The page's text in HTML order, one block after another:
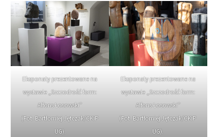
Eksponaty prezentowane na
wystawie „Szczodrość form:
Alfons Łosowski”
(Fot. Bartłomiej Jętczak/CKiP
UG).
Eksponaty prezentowane na
wystawie „Szczodrość form:
Alfons Łosowski”
(Fot. Bartłomiej Jętczak/CKiP
UG).